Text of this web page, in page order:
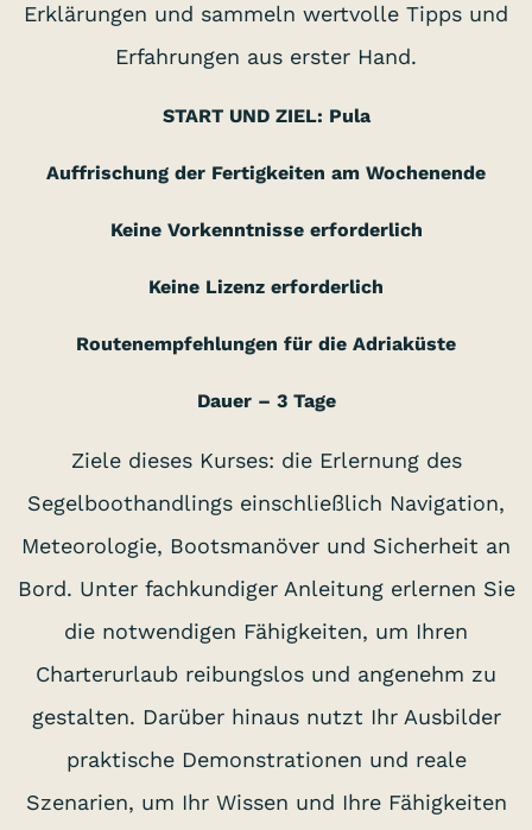
Erklärungen und sammeln wertvolle Tipps und
Erfahrungen aus erster Hand.
START UND ZIEL: Pula
Auffrischung der Fertigkeiten am Wochenende
Keine Vorkenntnisse erforderlich
Keine Lizenz erforderlich
Routenempfehlungen für die Adriaküste
Dauer – 3 Tage
Ziele dieses Kurses: die Erlernung des
Segelboothandlings einschließlich Navigation,
Meteorologie, Bootsmanöver und Sicherheit an
Bord. Unter fachkundiger Anleitung erlernen Sie
die notwendigen Fähigkeiten, um Ihren
Charterurlaub reibungslos und angenehm zu
gestalten. Darüber hinaus nutzt Ihr Ausbilder
praktische Demonstrationen und reale
Szenarien, um Ihr Wissen und Ihre Fähigkeiten